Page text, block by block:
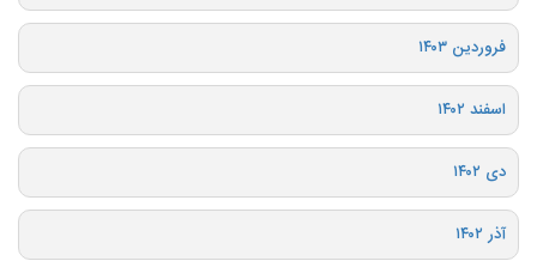
فروردین ۱۴۰۳
اسفند ۱۴۰۲
دی ۱۴۰۲
آذر ۱۴۰۲